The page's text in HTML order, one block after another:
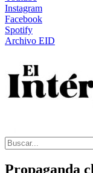
Instagram
Facebook
Spotify
Archivo EID
Buscar...
Propaganda